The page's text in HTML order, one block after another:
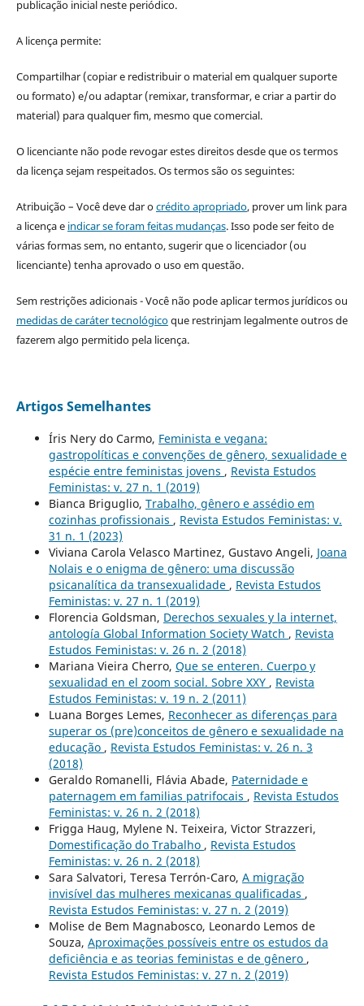
publicação inicial neste periódico.
A licença permite:
Compartilhar (copiar e redistribuir o material em qualquer suporte
ou formato) e/ou adaptar (remixar, transformar, e criar a partir do
material) para qualquer fim, mesmo que comercial.
O licenciante não pode revogar estes direitos desde que os termos
da licença sejam respeitados. Os termos são os seguintes:
Atribuição – Você deve dar ocrédito apropriado, prover um link para
a licença e indicar se foram feitas mudanças. Isso pode ser feito de
várias formas sem, no entanto, sugerir que o licenciador (ou
licenciante) tenha aprovado o uso em questão.
Sem restrições adicionais - Você não pode aplicar termos jurídicos ou
medidas de caráter tecnológicoque restrinjam legalmente outros de
fazerem algo permitido pela licença.
Artigos Semelhantes
Íris Nery do Carmo, Feminista e vegana:
gastropolíticas e convenções de gênero, sexualidade e
espécie entre feministas jovens , Revista Estudos
Feministas: v. 27 n. 1 (2019)
Bianca Briguglio, Trabalho, gênero e assédio em
cozinhas profissionais , Revista Estudos Feministas: v.
31 n. 1 (2023)
Viviana Carola Velasco Martinez, Gustavo Angeli, Joana
Nolais e o enigma de gênero: uma discussão
psicanalítica da transexualidade , Revista Estudos
Feministas: v. 27 n. 1 (2019)
Florencia Goldsman, Derechos sexuales y la internet,
antología Global Information Society Watch , Revista
Estudos Feministas: v. 26 n. 2 (2018)
Mariana Vieira Cherro, Que se enteren. Cuerpo y
sexualidad en el zoom social. Sobre XXY , Revista
Estudos Feministas: v. 19 n. 2 (2011)
Luana Borges Lemes, Reconhecer as diferenças para
superar os (pre)conceitos de gênero e sexualidade na
educação , Revista Estudos Feministas: v. 26 n. 3
(2018)
Geraldo Romanelli, Flávia Abade, Paternidade e
paternagem em familias patrifocais , Revista Estudos
Feministas: v. 26 n. 2 (2018)
Frigga Haug, Mylene N. Teixeira, Victor Strazzeri,
Domestificação do Trabalho , Revista Estudos
Feministas: v. 26 n. 2 (2018)
Sara Salvatori, Teresa Terrón-Caro, A migração
invisível das mulheres mexicanas qualificadas ,
Revista Estudos Feministas: v. 27 n. 2 (2019)
Molise de Bem Magnabosco, Leonardo Lemos de
Souza, Aproximações possíveis entre os estudos da
deficiência e as teorias feministas e de gênero ,
Revista Estudos Feministas: v. 27 n. 2 (2019)